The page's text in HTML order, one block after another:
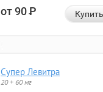
от 90Р Купить
Супер Левитра
20 + 60 мг